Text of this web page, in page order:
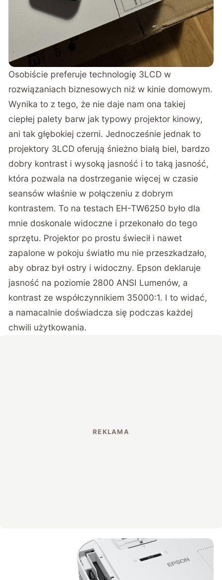
Osobiście preferuje technologię 3LCD w
rozwiązaniach biznesowych niż w kinie domowym.
Wynika to z tego, że nie daje nam ona takiej
ciepłej palety barw jak typowy projektor kinowy,
ani tak głębokiej czerni. Jednocześnie jednak to
projektory 3LCD oferują śnieżno białą biel, bardzo
dobry kontrast i wysoką jasność i to taką jasność,
która pozwala na dostrzeganie więcej w czasie
seansów właśnie w połączeniu z dobrym
kontrastem. To na testach EH-TW6250 było dla
mnie doskonale widoczne i przekonało do tego
sprzętu. Projektor po prostu świecił i nawet
zapalone w pokoju światło mu nie przeszkadzało,
aby obraz był ostry i widoczny. Epson deklaruje
jasność na poziomie 2800 ANSI Lumenów, a
kontrast ze współczynnikiem 35000:1. I to widać,
a namacalnie doświadcza się podczas każdej
chwili użytkowania.